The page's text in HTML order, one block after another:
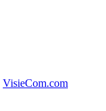
VisieCom.com